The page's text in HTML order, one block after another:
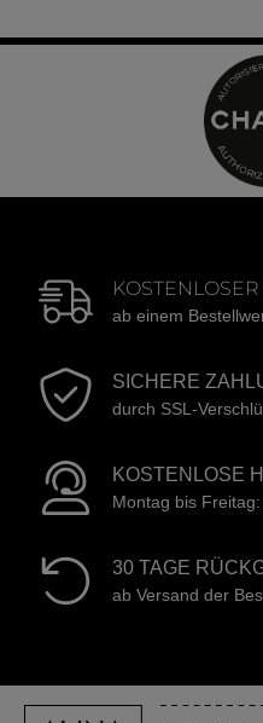
ab einem
SICHERE
durch SSL-
KOSTENLOSE
Montag bis
30 TAGE
ab Versand der